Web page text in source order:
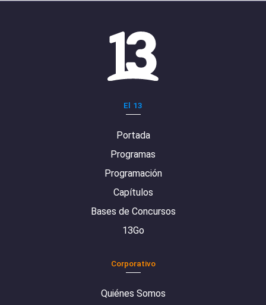
El 13
Portada
Programas
Programación
Capítulos
Bases de Concursos
13Go
Corporativo
Quiénes Somos